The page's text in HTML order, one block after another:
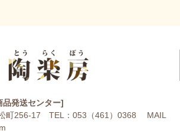
発送センター]
町256-17 TEL：053（461）0368 MAIL